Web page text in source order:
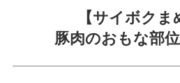
【サイボクま
豚肉のおもな部